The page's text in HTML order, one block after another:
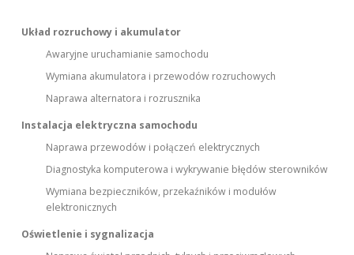
Układ rozruchowy i akumulator
Awaryjne uruchamianie samochodu
Wymiana akumulatora i przewodów rozruchowych
Naprawa alternatora i rozrusznika
Instalacja elektryczna samochodu
Naprawa przewodów i połączeń elektrycznych
Diagnostyka komputerowa i wykrywanie błędów sterowników
Wymiana bezpieczników, przekaźników i modułów
elektronicznych
Oświetlenie i sygnalizacja